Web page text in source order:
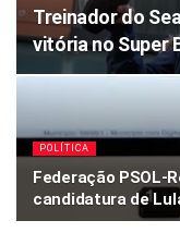
Treinador do
vitória no Super
POLÍTICA
Federação PSOL-
candidatura de